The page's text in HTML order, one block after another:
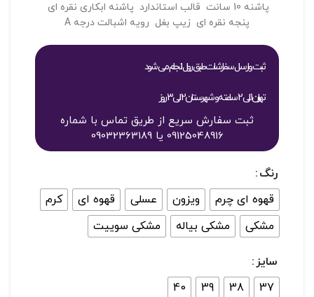
پاشنه 10 سانت قالب استاندارد پاشنه ابکاری نقره ای
پنجه نقره ای زیپ بغل رویه اشبالت درجه A
ثبت و ارسال سفارشات طبق روال انجام می شود
تهران 1 الی 2 ساعته و شهرستان 2 الی 3 روز
ثبت سفارش سریع از طریق تماس با شماره
09125048916 یا 09032363189
رنگ
قهوه ای چرم
ویزون عسلی قهوه ای
کرم
مشکی
مشکی بیاله مشکی سوییت
سایز
37
38
39
40